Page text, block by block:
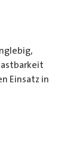
Einsatz in